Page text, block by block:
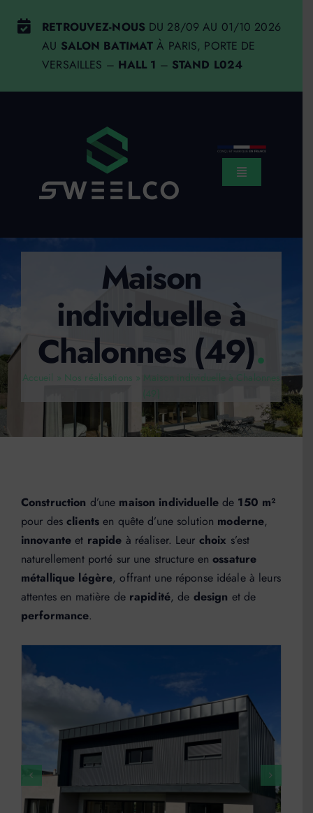
RETROUVEZ-NOUS DU 28/09 AU 01/10 2026
AU SALON BATIMATÀ PARIS, PORTE DE
VERSAILLES – HALL 1 – STAND L024
Toggle
Système constructif
à propos
Contact
Devis
Maison
individuelle à
Chalonnes (49).
Accueil » Nos réalisations » Maison individuelle à Chalonnes
(49)
Construction d’une maison individuellede 150 m²
pour desclients en quête d’une solution moderne,
innovante et rapide à réaliser. Leur choix s’est
naturellement porté sur une structure enossature
métallique légère, offrant une réponse idéale à leurs
attentes en matière de rapidité, de design et de
performance.